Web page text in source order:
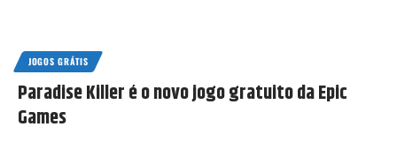
JOGOS GRÁTIS
Paradise Killer é o novo jogo gratuito da Epic
Games